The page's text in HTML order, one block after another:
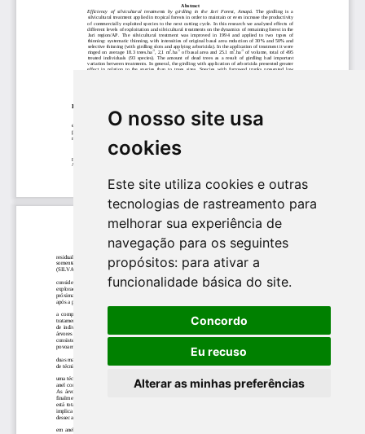
O nosso site usa
cookies
Este site utiliza cookies e outras
tecnologias de rastreamento para
melhorar sua experiência de
navegação para os seguintes
propósitos: para ativar a
funcionalidade básica do site.
Concordo
Eu recuso
Alterar as minhas preferências